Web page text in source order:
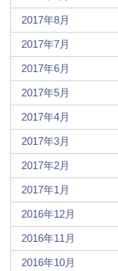
2017年8月
2017年7月
2017年6月
2017年5月
2017年4月
2017年3月
2017年2月
2017年1月
2016年12月
2016年11月
2016年10月